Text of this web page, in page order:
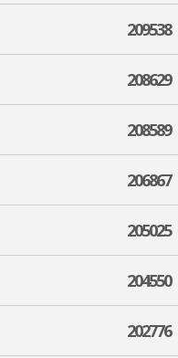
209538
208629
208589
206867
205025
204550
202776